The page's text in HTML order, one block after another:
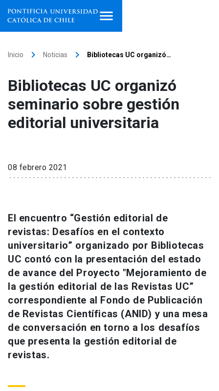
Facultades, escuelas e
institutos
Investigación
Extensión
Universidad
Información para keyboard_arrow_down
Futuros estudiantes
Estudiantes
Académicos
Personal
Go to english site launch
ACCESOS DIRECTOS
Admisión launch
Mi Cuenta UC launch
Mi Portal UC
Inicio keyboard_arrow_right Noticias keyboard_arrow_right Bibliotecas UC organizó…
Bibliotecas UC organizó
seminario sobre gestión
editorial universitaria
08 febrero 2021
El encuentro “Gestión editorial de
revistas: Desafíos en el contexto
universitario” organizado por Bibliotecas
UC contó con la presentación del estado
de avance del Proyecto "Mejoramiento de
la gestión editorial de las Revistas UC”
correspondiente al Fondo de Publicación
de Revistas Científicas (ANID) y una mesa
de conversación en torno a los desafíos
que presenta la gestión editorial de
revistas.